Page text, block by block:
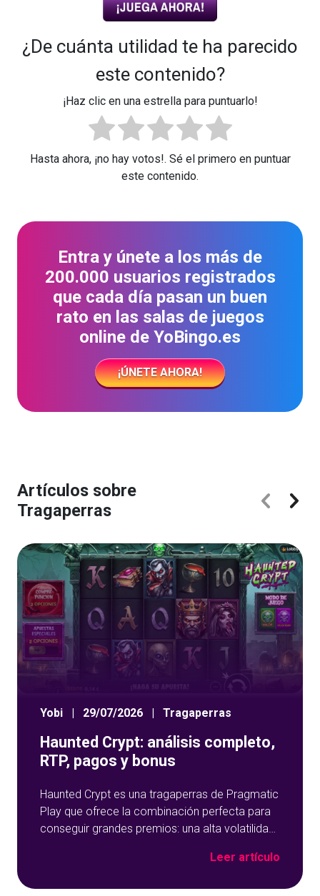
¿De cuánta utilidad te ha parecido
este contenido?
¡Haz clic en una estrella para puntuarlo!
Hasta ahora, ¡no hay votos!. Sé el primero en puntuar
este contenido.
Entra y únete a los más de
200.000 usuarios registrados
que cada día pasan un buen
rato en las salas de juegos
online de YoBingo.es
¡ÚNETE AHORA!
Artículos sobre
Tragaperras
Yobi | 29/07/2026 | Tragaperras
Haunted Crypt: análisis completo,
RTP, pagos y bonus
Haunted Crypt es una tragaperras de Pragmatic
Play que ofrece la combinación perfecta para
conseguir grandes premios: una alta volatilidad,
de giros gratis muy potente. En esta reseña
Leer artículo